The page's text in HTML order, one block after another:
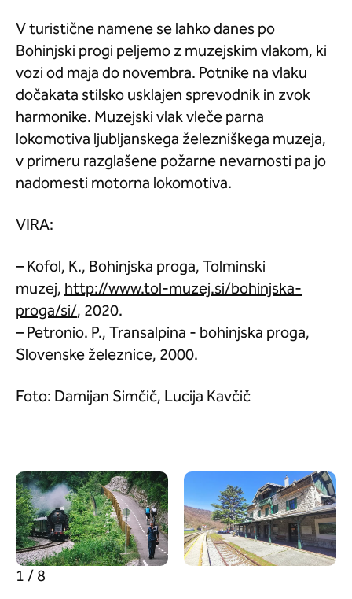
V turistične namene se lahko danes po
Bohinjski progi peljemo z muzejskim vlakom, ki
vozi od maja do novembra. Potnike na vlaku
dočakata stilsko usklajen sprevodnik in zvok
harmonike. Muzejski vlak vleče parna
lokomotiva ljubljanskega železniškega muzeja,
v primeru razglašene požarne nevarnosti pa jo
nadomesti motorna lokomotiva.
VIRA:
– Kofol, K., Bohinjska proga, Tolminski
muzej,http://www.tol-muzej.si/bohinjska-
proga/si/, 2020.
– Petronio. P., Transalpina - bohinjska proga,
Slovenske železnice, 2000.
Foto: Damijan Simčič, Lucija Kavčič
1 / 8